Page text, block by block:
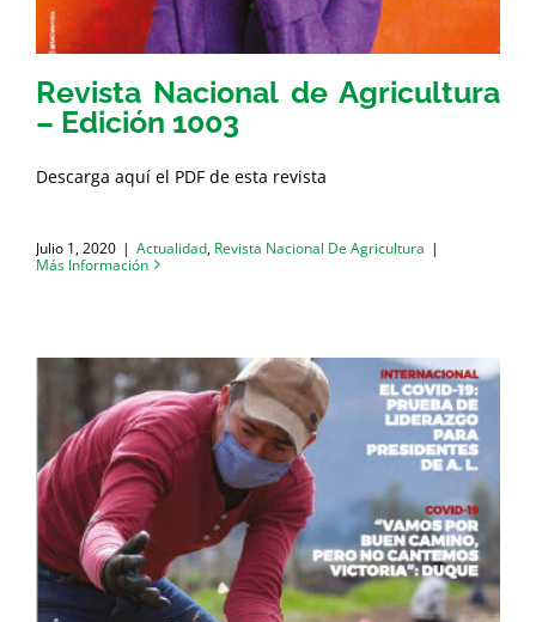
Revista Nacional de Agricultura
– Edición 1003
Descarga aquí el PDF de esta revista
Julio 1, 2020 | Actualidad, Revista Nacional De Agricultura |
Más Información